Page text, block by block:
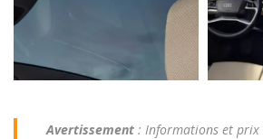
Avertissement : Informations et prix